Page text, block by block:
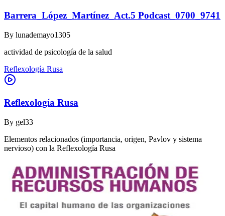
Barrera_López_Martínez_Act.5 Podcast_0700_9741
By lunademayo1305
actividad de psicología de la salud
Reflexología Rusa
Reflexología Rusa
By gel33
Elementos relacionados (importancia, origen, Pavlov y sistema
nervioso) con la Reflexología Rusa